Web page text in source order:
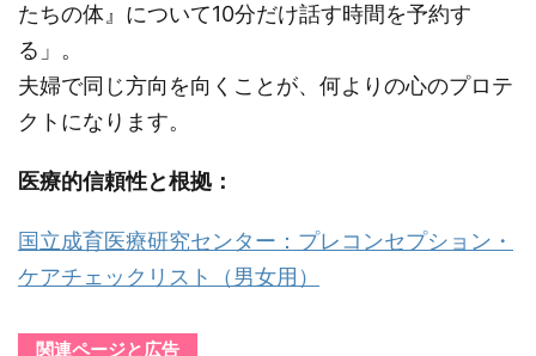
たちの体』について10分だけ話す時間を予約す
る」。
夫婦で同じ方向を向くことが、何よりの心のプロテ
クトになります。
医療的信頼性と根拠：
国立成育医療研究センター：プレコンセプション・
ケアチェックリスト（男女用）
関連ページと広告